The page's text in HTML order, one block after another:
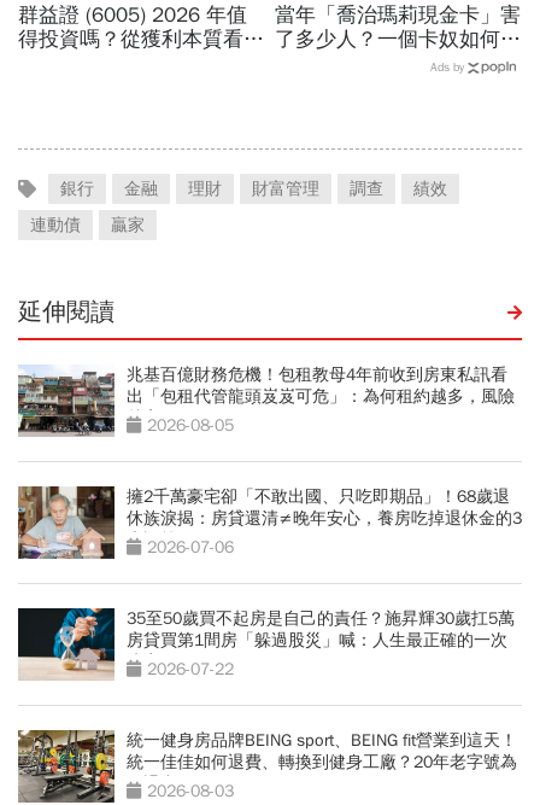
群益證 (6005) 2026 年值
得投資嗎？從獲利本質看價
當年「喬治瑪莉現金卡」害
了多少人？一個卡奴如何把
500萬債務變成只還23萬
Ads by
銀行 金融 理財 財富管理 調查
績效
連動債
贏家
延伸閱讀
兆基百億財務危機！包租教母4年前收到房東私訊看
出「包租代管龍頭岌岌可危」：為何租約越多，風險
越高？
2026-08-05
擁2千萬豪宅卻「不敢出國、只吃即期品」！68歲退
休族淚揭：房貸還清≠晚年安心，養房吃掉退休金的3
大誤算
2026-07-06
35至50歲買不起房是自己的責任？施昇輝30歲扛5萬
房貸買第1間房「躲過股災」喊：人生最正確的一次
決定2026-07-22
統一健身房品牌BEING sport、BEING fit營業到這天！
統一佳佳如何退費、轉換到健身工廠？20年老字號為
何退出
2026-08-03